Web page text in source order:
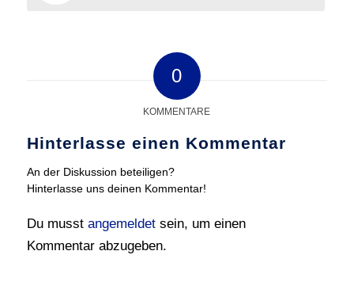
0
KOMMENTARE
Hinterlasse einen Kommentar
An der Diskussion beteiligen?
Hinterlasse uns deinen Kommentar!
Du musst angemeldetsein, um einen
Kommentar abzugeben.